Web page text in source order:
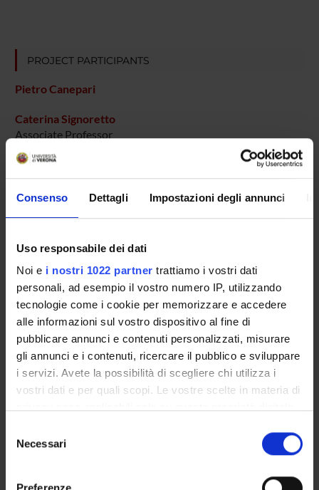
Consenso Dettagli Impostazioni degli annunci
Uso responsabile dei dati
Noi e i nostri 1022 partner trattiamo i vostri dati
personali, ad esempio il vostro numero IP, utilizzando
tecnologie come i cookie per memorizzare e accedere
alle informazioni sul vostro dispositivo al fine di
pubblicare annunci e contenuti personalizzati, misurare
gli annunci e i contenuti, ricercare il pubblico e sviluppare
i servizi. Avete la possibilità di scegliere chi utilizza i
vostri dati e per quali scopi. Le vostre scelte in materia di
modificare o revocare il proprio consenso in qualsiasi
momento dalla Dichiarazione sui cookie o facendo clic
delNecessari
Preferenze
PROJECT PARTICIPANTS
Pietro Canepari
Caterina Signoretto
Associate Professor
SECTIONS
Microbiology Section
ACTIVITIES
RESEARCH GROUPS
SECTIONS